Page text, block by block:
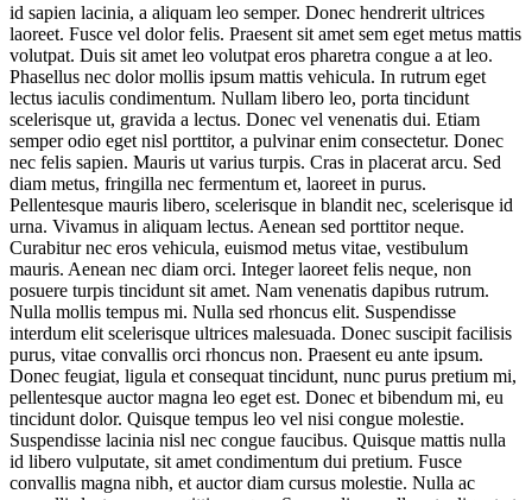
id sapien lacinia, a aliquam leo semper. Donec hendrerit ultrices
laoreet. Fusce vel dolor felis. Praesent sit amet sem eget metus mattis
volutpat. Duis sit amet leo volutpat eros pharetra congue a at leo.
Phasellus nec dolor mollis ipsum mattis vehicula. In rutrum eget
lectus iaculis condimentum. Nullam libero leo, porta tincidunt
scelerisque ut, gravida a lectus. Donec vel venenatis dui. Etiam
semper odio eget nisl porttitor, a pulvinar enim consectetur. Donec
nec felis sapien. Mauris ut varius turpis. Cras in placerat arcu. Sed
diam metus, fringilla nec fermentum et, laoreet in purus.
Pellentesque mauris libero, scelerisque in blandit nec, scelerisque id
urna. Vivamus in aliquam lectus. Aenean sed porttitor neque.
Curabitur nec eros vehicula, euismod metus vitae, vestibulum
mauris. Aenean nec diam orci. Integer laoreet felis neque, non
posuere turpis tincidunt sit amet. Nam venenatis dapibus rutrum.
Nulla mollis tempus mi. Nulla sed rhoncus elit. Suspendisse
interdum elit scelerisque ultrices malesuada. Donec suscipit facilisis
purus, vitae convallis orci rhoncus non. Praesent eu ante ipsum.
Donec feugiat, ligula et consequat tincidunt, nunc purus pretium mi,
pellentesque auctor magna leo eget est. Donec et bibendum mi, eu
tincidunt dolor. Quisque tempus leo vel nisi congue molestie.
Suspendisse lacinia nisl nec congue faucibus. Quisque mattis nulla
id libero vulputate, sit amet condimentum dui pretium. Fusce
convallis magna nibh, et auctor diam cursus molestie. Nulla ac